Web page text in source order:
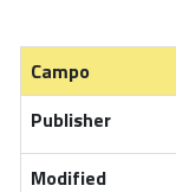
Campo
Publisher
Modified